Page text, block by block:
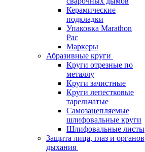
Керамические
подкладки
Упаковка Marathon
Pac
Маркеры
Абразивные круги
Круги отрезные по
металлу
Круги зачистные
Круги лепестковые
тарельчатые
Самозацепляемые
шлифовальные круги
Шлифовальные листы
Защита лица, глаз и органов
дыхания